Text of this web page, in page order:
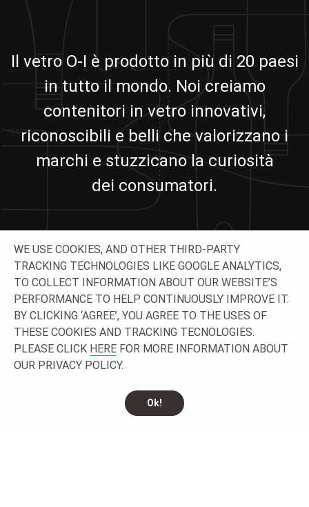
Il vetro O-I è prodotto in più di 20 paesi
in tutto il mondo. Noi creiamo
contenitori in vetro innovativi,
riconoscibili e belli che valorizzano i
marchi e stuzzicano la curiosità
dei consumatori.
NON ESITARE A CONTATTARCI
WE USE COOKIES, AND OTHER THIRD-PARTY
TRACKING TECHNOLOGIES LIKE GOOGLE ANALYTICS,
TO COLLECT INFORMATION ABOUT OUR WEBSITE’S
PERFORMANCE TO HELP CONTINUOUSLY IMPROVE IT.
BY CLICKING ‘AGREE’, YOU AGREE TO THE USES OF
THESE COOKIES AND TRACKING TECNOLOGIES.
PLEASE CLICK HERE FOR MORE INFORMATION ABOUT
OUR PRIVACY POLICY.
Ok!